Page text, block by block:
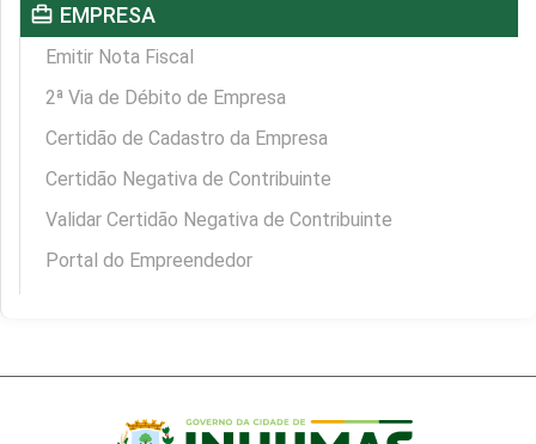
card_travel EMPRESA
Emitir Nota Fiscal
2ª Via de Débito de Empresa
Certidão de Cadastro da Empresa
Certidão Negativa de Contribuinte
Validar Certidão Negativa de Contribuinte
Portal do Empreendedor